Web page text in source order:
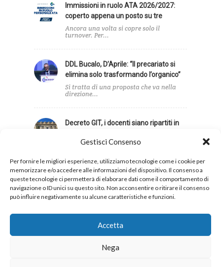
Gestisci Consenso
Per fornire le migliori esperienze, utilizziamo tecnologie come i cookie per
memorizzare e/o accedere alle informazioni del dispositivo. Il consenso a
queste tecnologie ci permetterà di elaborare dati come il comportamento di
navigazione o ID unici su questo sito. Non acconsentire o ritirare il consenso
può influire negativamente su alcune caratteristiche e funzioni.
Accetta
Nega
Immissioni in ruolo ATA 2026/2027:
coperto appena un posto su tre
Ancora una volta si copre solo il
turnover. Per...
DDL Bucalo, D’Aprile: “Il precariato si
elimina solo trasformando l’organico”
Si tratta di una proposta che va nella
direzione...
Decreto GIT, i docenti siano ripartiti in
Infine, la UIL Scuola ha sollecitato una
Cookies